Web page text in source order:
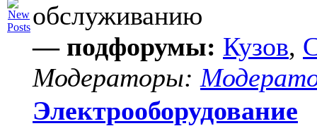
обслуживанию
— подфорумы: Кузов,
Модераторы:
Электрооборудование